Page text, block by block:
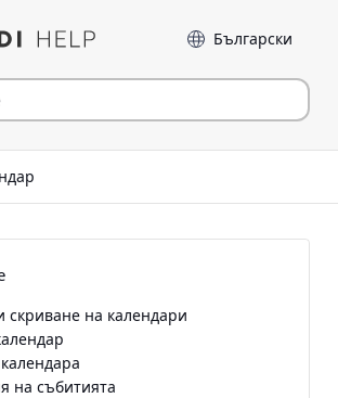
Език
скриване на календари
на събитията